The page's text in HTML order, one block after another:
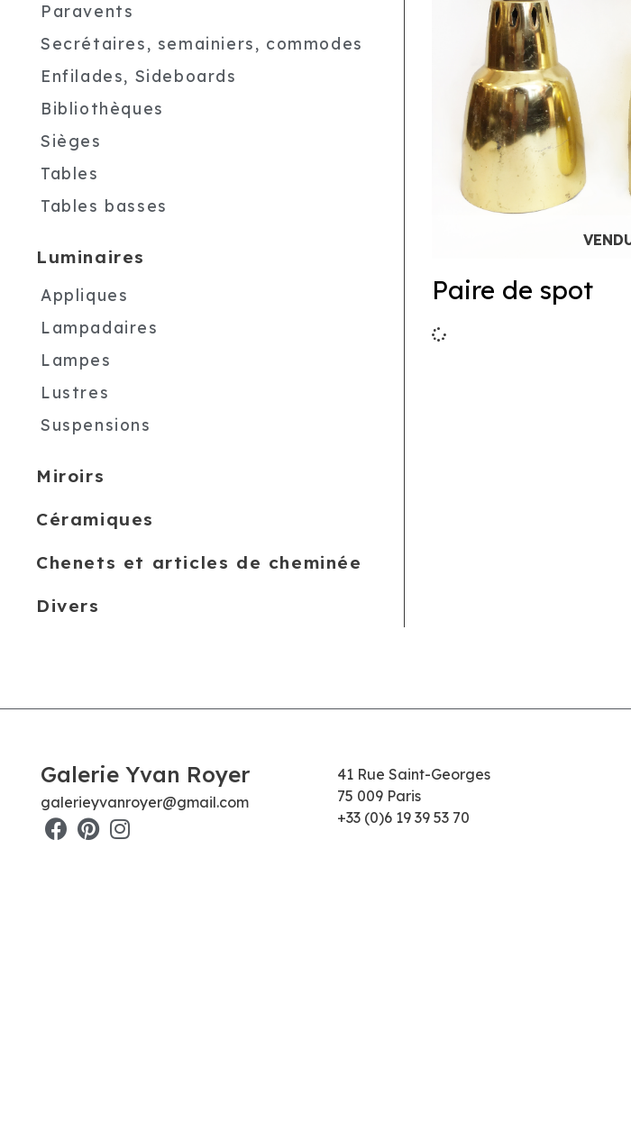
Paravents
Secrétaires, semainiers, commodes
Enfilades, Sideboards
Bibliothèques
Sièges
Tables
Tables basses
Luminaires
Appliques
Lampadaires
Lampes
Lustres
Suspensions
Miroirs
Céramiques
Chenets et articles de cheminée
Divers
Paire de spot
Galerie Yvan Royer
galerieyvanroyer@gmail.com
41 Rue Saint-Georges
75 009 Paris
+33 (0)6 19 39 53 70